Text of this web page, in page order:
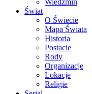
Wiedźmin
Świat
O Świecie
Mapa Świata
Historia
Postacie
Rody
Organizacje
Lokacje
Religie